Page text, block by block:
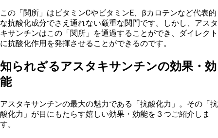
この「関所」はビタミンCやビタミンE、βカロテンなど代表的
な抗酸化成分でさえ通れない厳重な関門です。しかし、 アスタ
キサンチンはこの「関所」を通過することができ、ダイレクト
に抗酸化作用を発揮させることができるのです。
知られざるアスタキサンチンの効果・効
能
アスタキサンチンの最大の魅力である「抗酸化力」。その「抗
酸化力」が目にもたらす嬉しい効果・効能を３つご紹介しま
す。